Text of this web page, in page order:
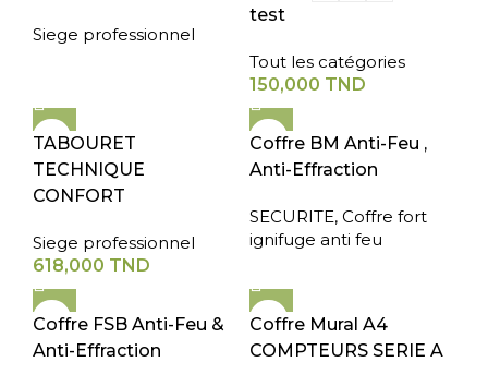
Siege professionnel
test
Tout les catégories
150,000 TND
TABOURET
TECHNIQUE
CONFORT
Siege professionnel
618,000 TND
Coffre BM Anti-Feu ,
Anti-Effraction
SECURITE, Coffre fort
ignifuge anti feu
Coffre FSB Anti-Feu &
Anti-Effraction
Coffre Mural A4
COMPTEURS SERIE A